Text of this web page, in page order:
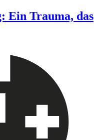
Ein Trauma, das